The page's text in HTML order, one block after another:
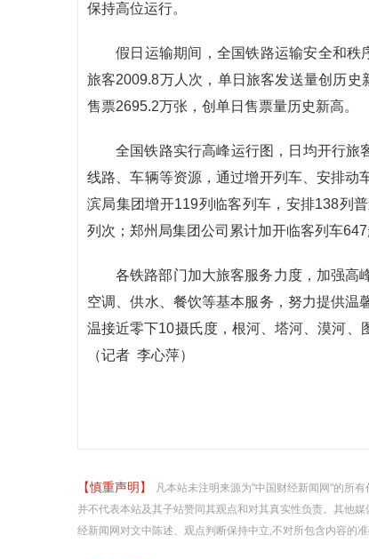
保持高位运行。
假日运输期间，全国铁路运输安全和
旅客2009.8万人次，单日旅客发送量创历
售票2695.2万张，创单日售票量历史新高。
全国铁路实行高峰运行图，日均开行旅
线路、车辆等资源，通过增开列车、安排动
滨局集团增开119列临客列车，安排138列
列次；郑州局集团公司累计加开临客列车
各铁路部门加大旅客服务力度，加强高
空调、供水、餐饮等基本服务，努力提供
温接近零下10摄氏度，根河、塔河、漠河、
（记者 李心萍）
【慎重声明】
凡本站未注明来源为"中国财经新闻网"的所
并不代表本站及其子站赞同其观点和对其真实性负责。其他
经新闻网对文中陈述、观点判断保持中立,不对所包含内容的